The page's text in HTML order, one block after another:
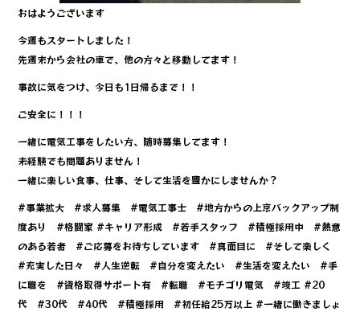
おはようございます
今週もスタートしました！
先週末から会社の車で、他の方々と移動してます！
事故に気をつけ、今日も1日帰るまで！！
ご安全に！！！
一緒に電気工事をしたい方、随時募集してます！
未経験でも問題ありません！
一緒に楽しい食事、仕事、そして生活を豊かにしませんか？
#事業拡大 #求人募集 #電気工事士 #地方からの上京バックアップ制
度あり #格闘家 #キャリア形成 #若手スタッフ #積極採用中 #熱意
のある若者 #ご応募をお待ちしています #真面目に #そして楽しく
#充実した日々 #人生逆転 #自分を変えたい #生活を変えたい #手
に職を #資格取得サポート有 #転職 #モチゴリ電気 #竣工 #20
代 #30代 #40代 #積極採用 #初任給25万以上 #一緒に働きましょ